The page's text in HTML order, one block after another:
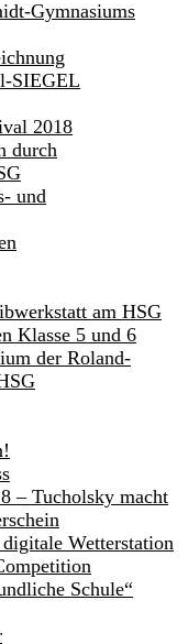
Gymnasiums
SIEGEL
2018
durch
und
am HSG
Klasse 5 und 6
der Roland-
– Tucholsky macht
Wetterstation
Schule“